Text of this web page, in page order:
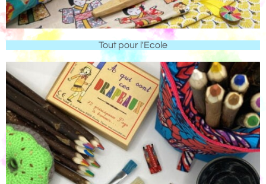
Tout pour l'Ecole